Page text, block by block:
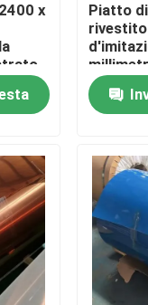
acciaio inossidabile
x
Piatto
strato 3
4mm